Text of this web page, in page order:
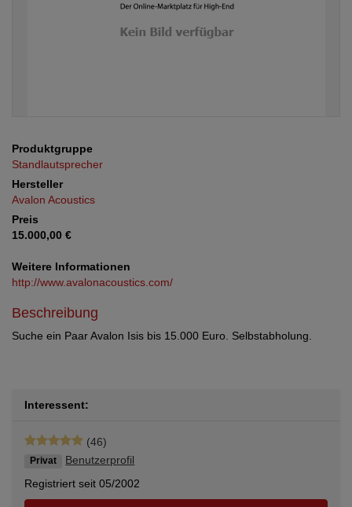
Produktgruppe
Standlautsprecher
Hersteller
Avalon Acoustics
Preis
15.000,00 €
Weitere Informationen
http://www.avalonacoustics.com/
Beschreibung
Suche ein Paar Avalon Isis bis 15.000 Euro. Selbstabholung.
Interessent:
(46)
Privat
Benutzerprofil
Registriert seit 05/2002